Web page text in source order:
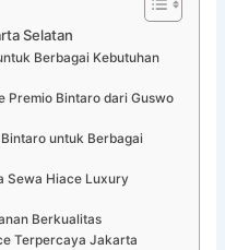
Selatan
Berbagai Kebutuhan
Premio Bintaro dari Guswo
untuk Berbagai
Sewa Hiace Luxury
Berkualitas
Terpercaya Jakarta